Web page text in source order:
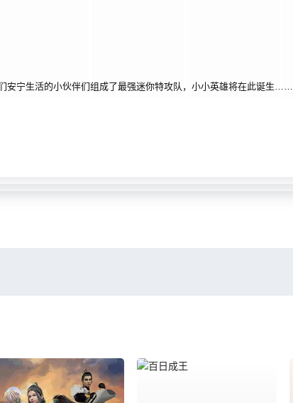
宁生活的小伙伴们组成了最强迷你特攻队，小小英雄将在此诞生……